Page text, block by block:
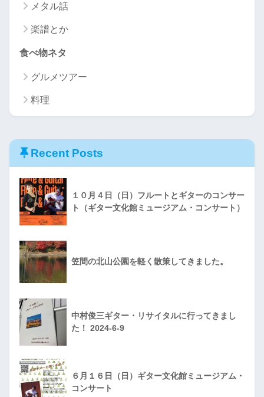
メタル話
楽譜とか
食べ物ネタ
グルメツアー
料理
Recent Posts
１０月４日（日）フルートとギターのコンサー
ト（ギター文化館ミュージアム・コンサート）
笠間の北山公園を軽く散策してきました。
中村俊三ギター・リサイタルに行ってきまし
た！ 2024-6-9
６月１６日（日）ギター文化館ミュージアム・
コンサート